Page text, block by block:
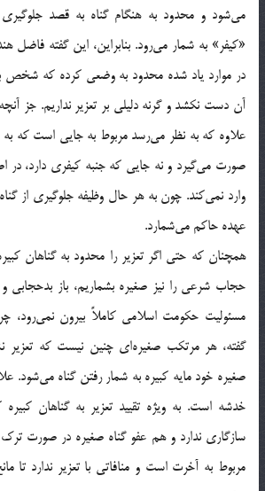
می‌شود و محدود به هنگام گناه به قصد
«کيفر» به شمار می‌رود. بنابراين، اين گفته فاضل
در موارد ياد شده محدود به وضعی کرده که شخص
آن دست نکشد و گرنه دليلی بر تعزير نداريم. جز
علاوه که به نظر می‌رسد مربوط به جايی است که به
صورت می‌گيرد و نه جايی که جنبه کيفری دارد، در
وارد نمی‌کند. چون به هر حال وظيفه جلوگيری از
عهده حاکم می‌شمارد.
همچنان که حتی اگر تعزير را محدود به گناهان
حجاب شرعی را نيز صغيره بشماريم، باز بدحجابی
مسئوليت حکومت اسلامی کاملاً بيرون نمی‌رود،
گفته، هر مرتکب صغيره‌ای چنين نيست که تعزير
صغيره خود مايه کبيره به شمار رفتن گناه می‌شود.
خدشه است. به ويژه تقييد تعزير به گناهان
سازگاری ندارد و هم عفو گناه صغيره در صورت ترک
مربوط به آخرت است و منافاتی با تعزير ندارد تا